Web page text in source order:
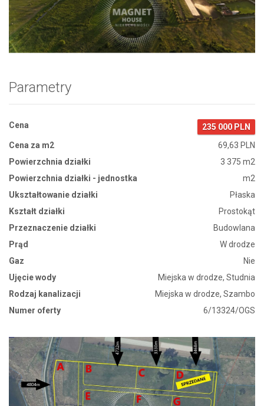
Zdjęcie 1
Parametry
Cena
235 000 PLN
Cena za m2
69,63 PLN
Powierzchnia działki
3 375 m2
Powierzchnia działki - jednostka
m2
Ukształtowanie działki
Płaska
Kształt działki
Prostokąt
Przeznaczenie działki
Budowlana
Prąd
W drodze
Gaz
Nie
Ujęcie wody
Miejska w drodze, Studnia
Rodzaj kanalizacji
Miejska w drodze, Szambo
Numer oferty
6/13324/OGS